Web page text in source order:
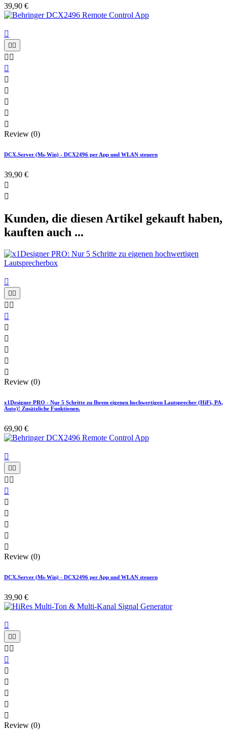
39,90 €

 
 






Review (0)
DCX.Server (Ms-Win) - DCX2496 per App und WLAN steuern
39,90 €


Kunden, die diesen Artikel gekauft haben,
kauften auch ...

 
 






Review (0)
x1Designer PRO - Nur 5 Schritte zu Ihrem eigenen hochwertigen Lautsprecher (HiFi, PA,
Auto)! Zusätzliche Funktionen.
69,90 €

 
 






Review (0)
DCX.Server (Ms-Win) - DCX2496 per App und WLAN steuern
39,90 €

 
 






Review (0)